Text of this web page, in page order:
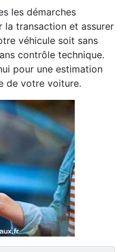
les démarches
la transaction et assurer
véhicule soit sans
contrôle technique.
pour une estimation
de votre voiture.